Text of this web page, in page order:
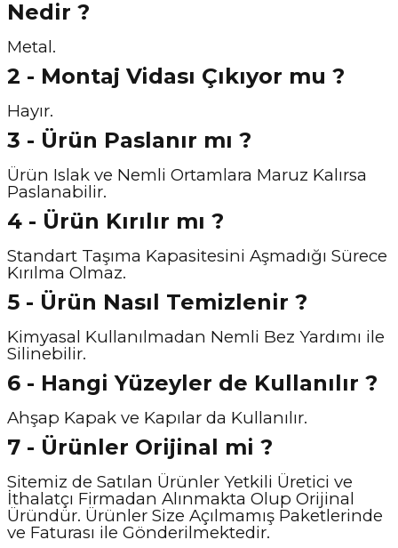
Nedir ?
Metal.
2 - Montaj Vidası Çıkıyor mu ?
Hayır.
3 - Ürün Paslanır mı ?
Ürün Islak ve Nemli Ortamlara Maruz Kalırsa
Paslanabilir.
4 - Ürün Kırılır mı ?
Standart Taşıma Kapasitesini Aşmadığı Sürece
Kırılma Olmaz.
5 - Ürün Nasıl Temizlenir ?
Kimyasal Kullanılmadan Nemli Bez Yardımı ile
Silinebilir.
6 - Hangi Yüzeyler de Kullanılır ?
Ahşap Kapak ve Kapılar da Kullanılır.
7 - Ürünler Orijinal mi ?
Sitemiz de Satılan Ürünler Yetkili Üretici ve
İthalatçı Firmadan Alınmakta Olup Orijinal
Üründür. Ürünler Size Açılmamış Paketlerinde
ve Faturası ile Gönderilmektedir.